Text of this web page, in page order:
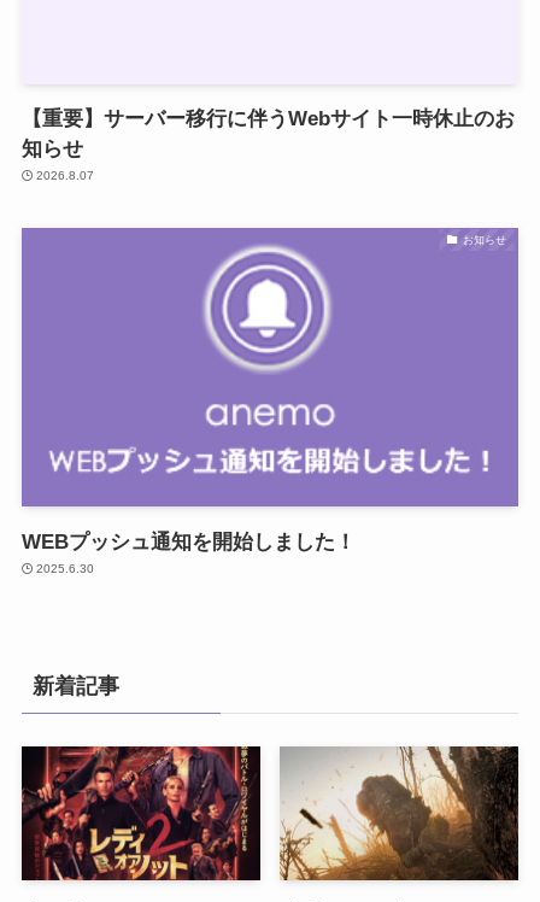
【重要】サーバー移行に伴うWebサイト一時休止のお
知らせ
2026.8.07
お知らせ
WEBプッシュ通知を開始しました！
2025.6.30
新着記事